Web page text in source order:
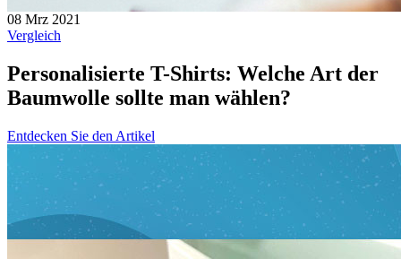
08 Mrz 2021
Vergleich
Personalisierte T-Shirts: Welche Art der
Baumwolle sollte man wählen?
Entdecken Sie den Artikel